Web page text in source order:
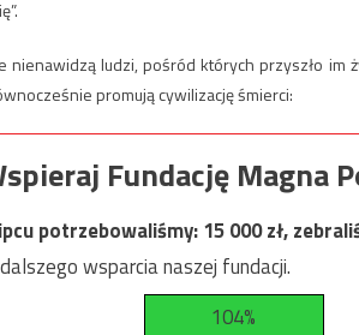
ludzi, pośród których przyszło im
promują cywilizację śmierci:
Fundację Magna
potrzebowaliśmy:15 000zł,
wsparcia naszej fundacji.
104%